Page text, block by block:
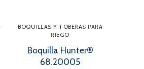
BOQUILLAS Y TOBERAS PARA
RIEGO
Boquilla Hunter®
68.20005